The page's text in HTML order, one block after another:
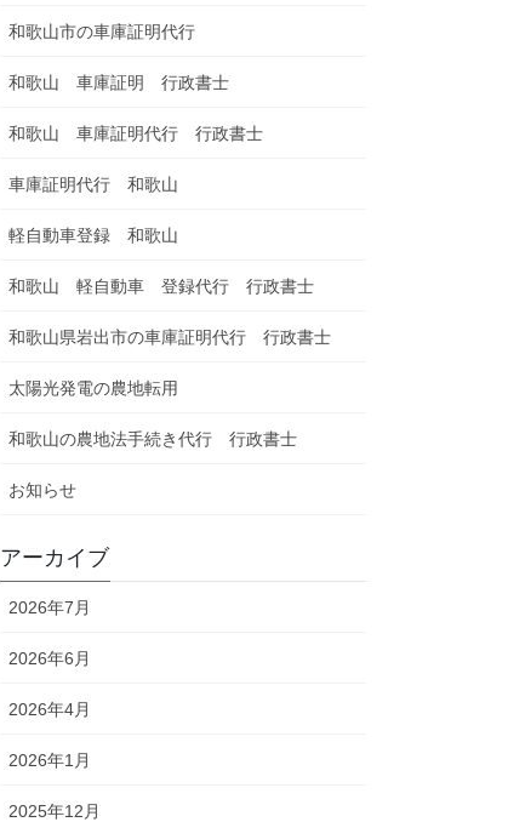
和歌山市の車庫証明代行
和歌山 車庫証明 行政書士
和歌山 車庫証明代行 行政書士
車庫証明代行 和歌山
軽自動車登録 和歌山
和歌山 軽自動車 登録代行 行政書士
和歌山県岩出市の車庫証明代行 行政書士
太陽光発電の農地転用
和歌山の農地法手続き代行 行政書士
お知らせ
アーカイブ
2026年7月
2026年6月
2026年4月
2026年1月
2025年12月